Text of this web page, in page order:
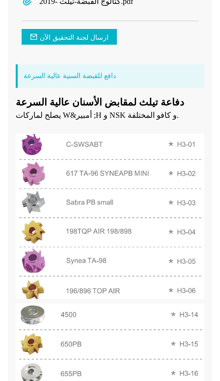
ارسال لجنة التحقيق الآن
دافع للقبضة السنية عالية السرعة
دفاعة تيلث لمقابض الأسنان عالية السرعة
يصلح لماركات W&أمبير ;H و NSK و كافو المختلفة.